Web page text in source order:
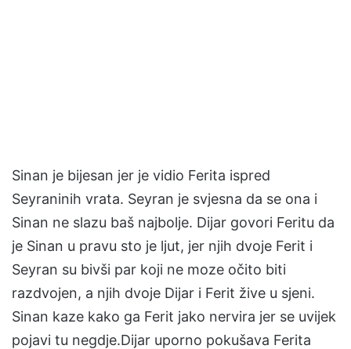
Sinan je bijesan jer je vidio Ferita ispred
Seyraninih vrata. Seyran je svjesna da se ona i
Sinan ne slazu baš najbolje. Dijar govori Feritu da
je Sinan u pravu sto je ljut, jer njih dvoje Ferit i
Seyran su bivši par koji ne moze očito biti
razdvojen, a njih dvoje Dijar i Ferit žive u sjeni.
Sinan kaze kako ga Ferit jako nervira jer se uvijek
pojavi tu negdje.Dijar uporno pokušava Ferita